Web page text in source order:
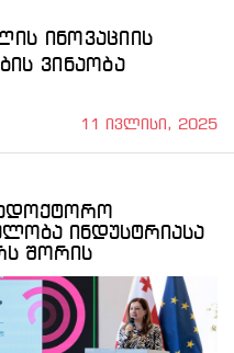
ინოვაციის
ვინაობა
11 ივლისი, 2025
ინდუსტრიასა
შორის